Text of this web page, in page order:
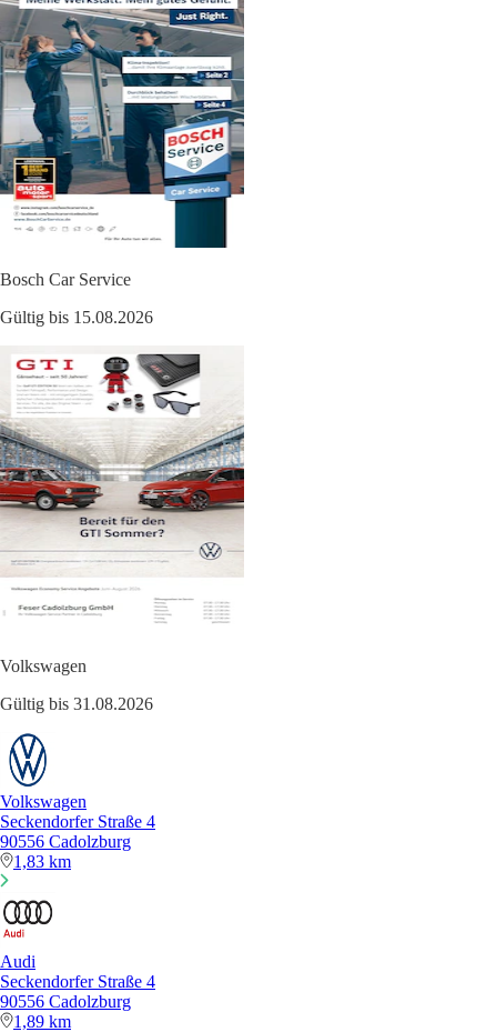
Bosch Car Service
Gültig bis 15.08.2026
Volkswagen
Gültig bis 31.08.2026
Volkswagen
Seckendorfer Straße 4
90556 Cadolzburg
1,83 km
Audi
Seckendorfer Straße 4
90556 Cadolzburg
1,89 km